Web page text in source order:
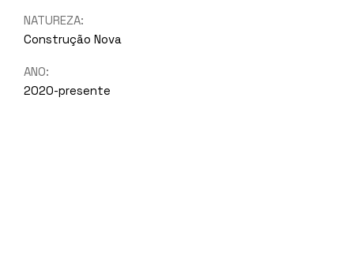
NATUREZA:
Construção Nova
ANO:
2020-presente